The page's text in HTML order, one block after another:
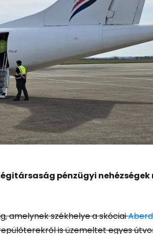
pénzügyi
amelynek székhelye a skóciai
is üzemeltet egyes